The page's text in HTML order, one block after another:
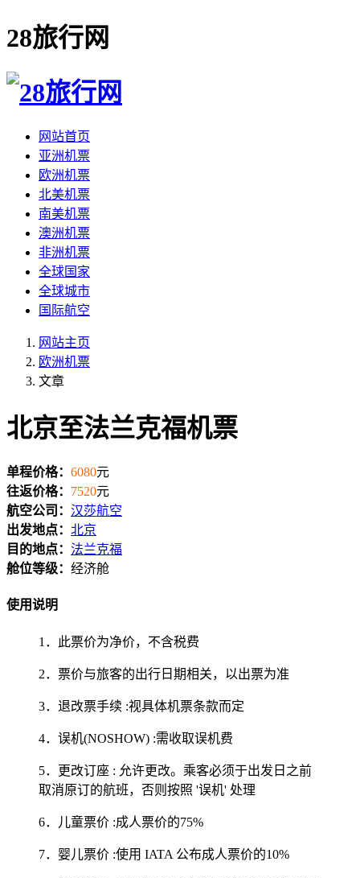
28旅行网
网站首页
亚洲机票
欧洲机票
北美机票
南美机票
澳洲机票
非洲机票
全球国家
全球城市
国际航空
网站主页
欧洲机票
文章
北京至法兰克福机票
单程价格： 6080元
往返价格： 7520元
航空公司： 汉莎航空
出发地点： 北京
目的地点： 法兰克福
舱位等级： 经济舱
使用说明
1．此票价为净价，不含税费
2．票价与旅客的出行日期相关，以出票为准
3．退改票手续 :视具体机票条款而定
4．误机(NOSHOW) :需收取误机费
5．更改订座 : 允许更改。乘客必须于出发日之前
取消原订的航班，否则按照 '误机' 处理
6．儿童票价 :成人票价的75%
7．婴儿票价 :使用 IATA 公布成人票价的10%